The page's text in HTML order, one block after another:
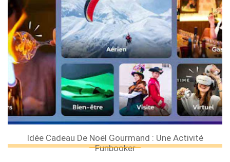
Idée Cadeau De Noël Gourmand : Une Activité
Funbooker